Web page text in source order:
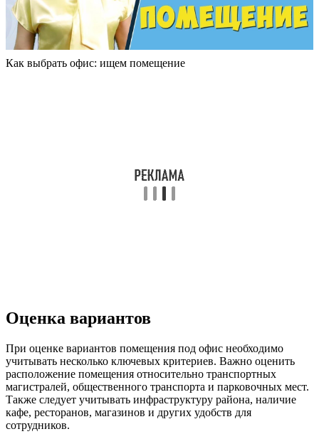
Как выбрать офис: ищем помещение
Оценка вариантов
При оценке вариантов помещения под офис необходимо
учитывать несколько ключевых критериев. Важно оценить
расположение помещения относительно транспортных
магистралей, общественного транспорта и парковочных мест.
Также следует учитывать инфраструктуру района, наличие
кафе, ресторанов, магазинов и других удобств для
сотрудников.